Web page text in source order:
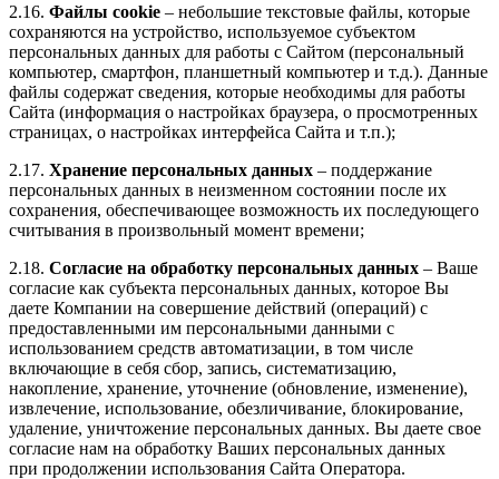
2.16. Файлы cookie – небольшие текстовые файлы, которые
сохраняются на устройство, используемое субъектом
персональных данных для работы с Сайтом (персональный
компьютер, смартфон, планшетный компьютер и т.д.). Данные
файлы содержат сведения, которые необходимы для работы
Сайта (информация о настройках браузера, о просмотренных
страницах, о настройках интерфейса Сайта и т.п.);
2.17. Хранение персональных данных – поддержание
персональных данных в неизменном состоянии после их
сохранения, обеспечивающее возможность их последующего
считывания в произвольный момент времени;
2.18. Согласие на обработку персональных данных – Ваше
согласие как субъекта персональных данных, которое Вы
даете Компании на совершение действий (операций) с
предоставленными им персональными данными с
использованием средств автоматизации, в том числе
включающие в себя сбор, запись, систематизацию,
накопление, хранение, уточнение (обновление, изменение),
извлечение, использование, обезличивание, блокирование,
удаление, уничтожение персональных данных. Вы даете свое
согласие нам на обработку Ваших персональных данных
при продолжении использования Сайта Оператора.